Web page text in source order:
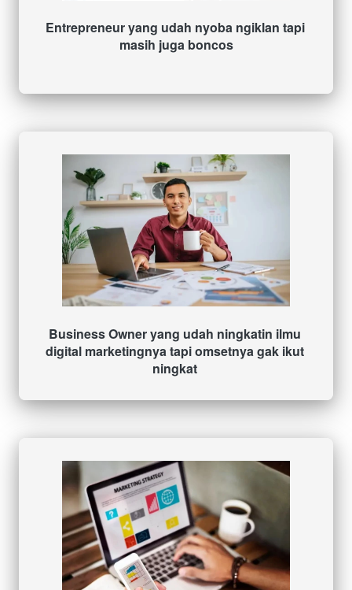
Entrepreneur yang udah nyoba ngiklan tapi
masih juga boncos
Business Owner yang udah ningkatin ilmu
digital marketingnya tapi omsetnya gak ikut
ningkat